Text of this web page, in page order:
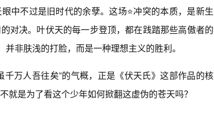
中不过是旧时代的余孽。这场⭐冲突的本质，是新生
对决。叶伏天的每一步登顶，都在践踏那些高傲者的
并非肤浅的打脸，而是一种理想主义的胜利。
千万人吾往矣”的气概，正是《伏天氏》这部作品的核
就是为了看这个少年如何掀翻这虚伪的苍天吗？